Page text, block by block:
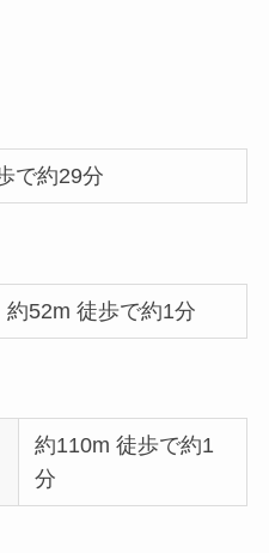
で約29分
約52m 徒歩で約1分
約110m 徒歩で約1
分